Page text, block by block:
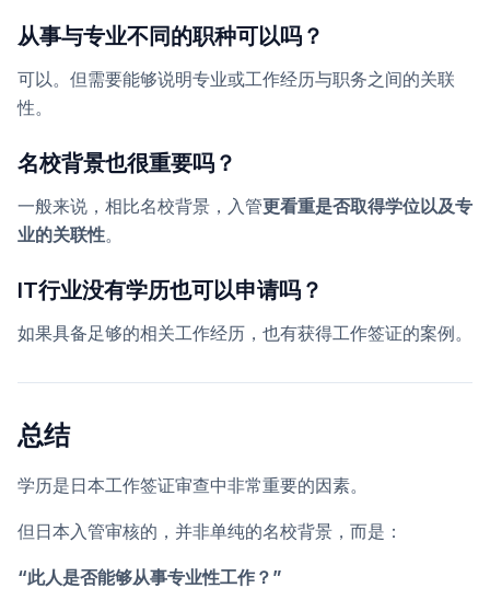
从事与专业不同的职种可以吗？
可以。但需要能够说明专业或工作经历与职务之间的关联
性。
名校背景也很重要吗？
一般来说，相比名校背景，入管更看重是否取得学位以及专
业的关联性。
IT行业没有学历也可以申请吗？
如果具备足够的相关工作经历，也有获得工作签证的案例。
总结
学历是日本工作签证审查中非常重要的因素。
但日本入管审核的，并非单纯的名校背景，而是：
“此人是否能够从事专业性工作？”